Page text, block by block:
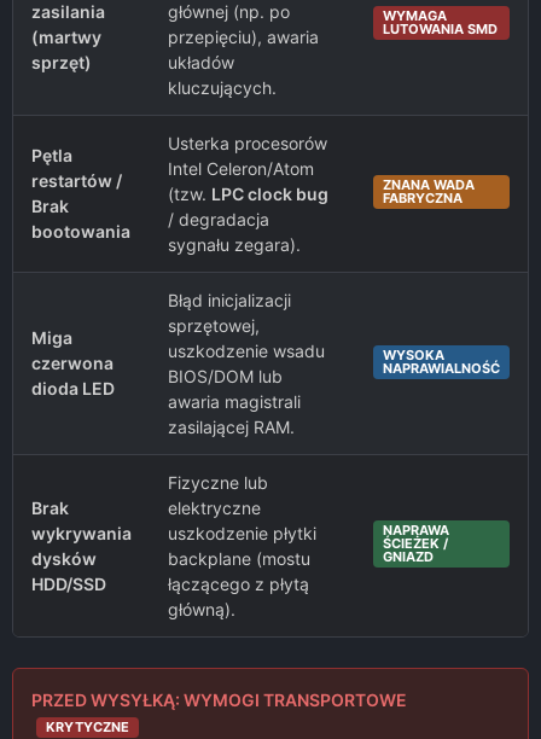
zasilania
(martwy
sprzęt)
głównej (np. po
przepięciu), awaria
układów
kluczujących.
WYMAGA
LUTOWANIA SMD
Pętla
restartów /
Brak
bootowania
Usterka procesorów
Intel Celeron/Atom
(tzw. LPC clock bug
/ degradacja
sygnału zegara).
ZNANA WADA
FABRYCZNA
Miga
czerwona
dioda LED
Błąd inicjalizacji
sprzętowej,
uszkodzenie wsadu
BIOS/DOM lub
awaria magistrali
zasilającej RAM.
WYSOKA
NAPRAWIALNOŚĆ
Brak
wykrywania
dysków
HDD/SSD
Fizyczne lub
elektryczne
uszkodzenie płytki
backplane (mostu
łączącego z płytą
główną).
NAPRAWA
ŚCIEŻEK /
GNIAZD
PRZED WYSYŁKĄ: WYMOGI TRANSPORTOWE
KRYTYCZNE